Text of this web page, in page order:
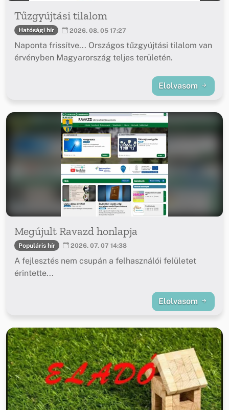
Tűzgyújtási tilalom
Hatósági hír 2026. 08. 05 17:27
Naponta frissítve... Országos tűzgyújtási tilalom van
érvényben Magyarország teljes területén.
Elolvasom
Megújult Ravazd honlapja
Populáris hír 2026. 07. 07 14:38
A fejlesztés nem csupán a felhasználói felületet
érintette...
Elolvasom